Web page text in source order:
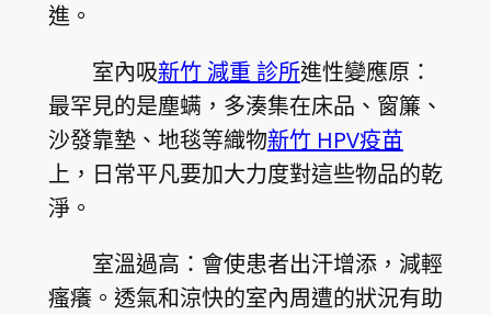
進。
室內吸新竹 減重 診所進性變應原：
最罕見的是塵螨，多湊集在床品、窗簾、
沙發靠墊、地毯等織物新竹 HPV疫苗
上，日常平凡要加大力度對這些物品的乾
淨。
室溫過高：會使患者出汗增添，減輕
瘙癢。透氣和涼快的室內周遭的狀況有助